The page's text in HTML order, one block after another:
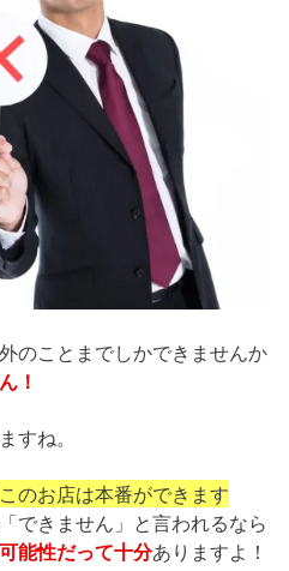
のことまでしかできませんか
！
すね。
このお店は本番ができます
できません」と言われるなら
能性だって十分ありますよ！